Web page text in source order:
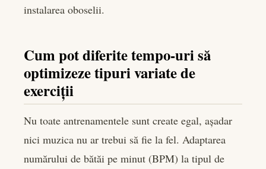
instalarea oboselii.
Cum pot diferite tempo-uri să
optimizeze tipuri variate de
exerciții
Nu toate antrenamentele sunt create egal, așadar
nici muzica nu ar trebui să fie la fel. Adaptarea
numărului de bătăi pe minut (BPM) la tipul de